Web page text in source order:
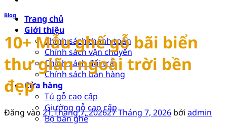
Trang chủ
Giới thiệu
Chính sách thanh toán
Chính sách vận chuyển
Chính sách đổi trả
Chính sách bán hàng
Cửa hàng
Tủ gỗ cao cấp
Giường gỗ cao cấp
Bộ bàn ghế
Blog
10+ Mẫu ghế gỗ bãi biển
thư giãn ngoài trời bền
đẹp
Đăng vào 21 Tháng 7, 202627 Tháng 7, 2026 bởi admin